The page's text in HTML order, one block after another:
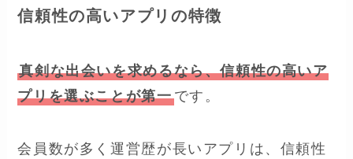
信頼性の高いアプリの特徴
真剣な出会いを求めるなら、信頼性の高いア
プリを選ぶことが第一です。
会員数が多く運営歴が長いアプリは、信頼性